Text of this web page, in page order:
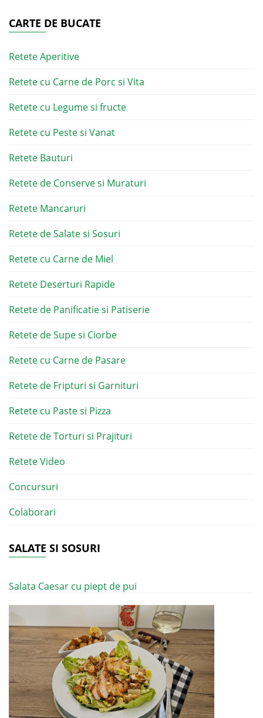
CARTE DE BUCATE
Retete Aperitive
Retete cu Carne de Porc si Vita
Retete cu Legume si fructe
Retete cu Peste si Vanat
Retete Bauturi
Retete de Conserve si Muraturi
Retete Mancaruri
Retete de Salate si Sosuri
Retete cu Carne de Miel
Retete Deserturi Rapide
Retete de Panificatie si Patiserie
Retete de Supe si Ciorbe
Retete cu Carne de Pasare
Retete de Fripturi si Garnituri
Retete cu Paste si Pizza
Retete de Torturi si Prajituri
Retete Video
Concursuri
Colaborari
SALATE SI SOSURI
Salata Caesar cu piept de pui